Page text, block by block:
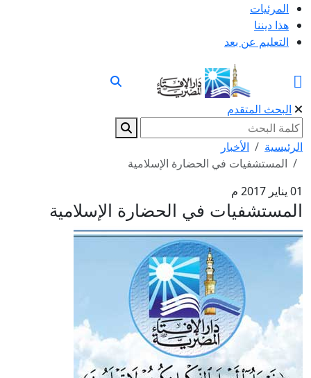
المرئيات
هذا ديننا
التعليم عن بعد
البحث المتقدم
الرئيسية
الأخبار
المستشفيات في الحضارة الإسلامية
01 يناير 2017 م
المستشفيات في الحضارة الإسلامية